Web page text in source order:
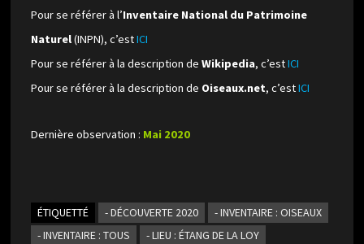
Pour se référer à l’Inventaire National du Patrimoine
Naturel(INPN), c’estICI
Pour se référer à la description de Wikipedia, c’estICI
Pour se référer à la description de Oiseaux.net, c’estICI
Dernière observation : Mai 2020
ÉTIQUETTÉ - DÉCOUVERTE 2020
- INVENTAIRE : OISEAUX
- INVENTAIRE : TOUS
- LIEU : ÉTANG DE LA LOY